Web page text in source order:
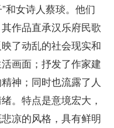
和女诗人蔡琰。他们
作品直承汉乐府民歌
了动乱的社会现实和
画面；抒发了作家建
神；同时也流露了人
。特点是意境宏大，
凉的风格，具有鲜明